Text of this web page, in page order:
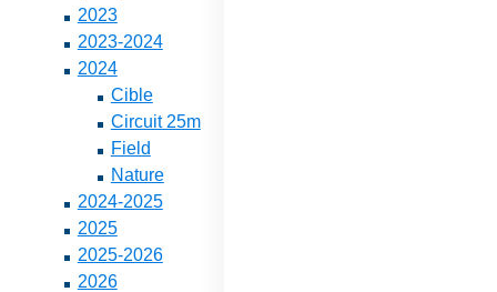
2023
2023-2024
2024
Cible
Circuit 25m
Field
Nature
2024-2025
2025
2025-2026
2026